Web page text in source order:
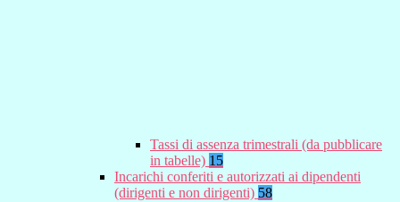
Tassi di assenza trimestrali (da pubblicare
in tabelle) 15
Incarichi conferiti e autorizzati ai dipendenti
(dirigenti e non dirigenti) 58